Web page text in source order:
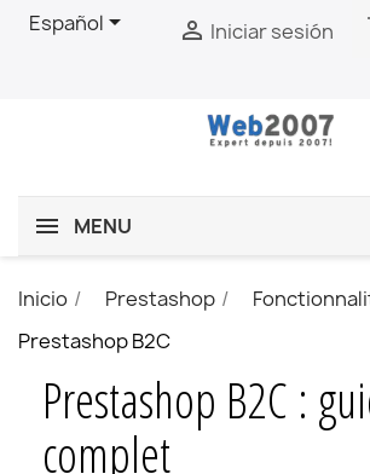
Español  Iniciar sesión
MENU
Inicio Prestashop
Prestashop B2C
Prestashop B2C :
complet